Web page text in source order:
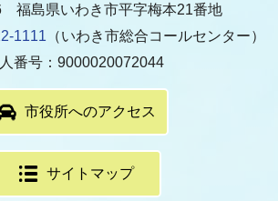
福島県いわき市平字梅本21番地
1111 （いわき市総合コールセンター）
番号：9000020072044
市役所へのアクセス
サイトマップ